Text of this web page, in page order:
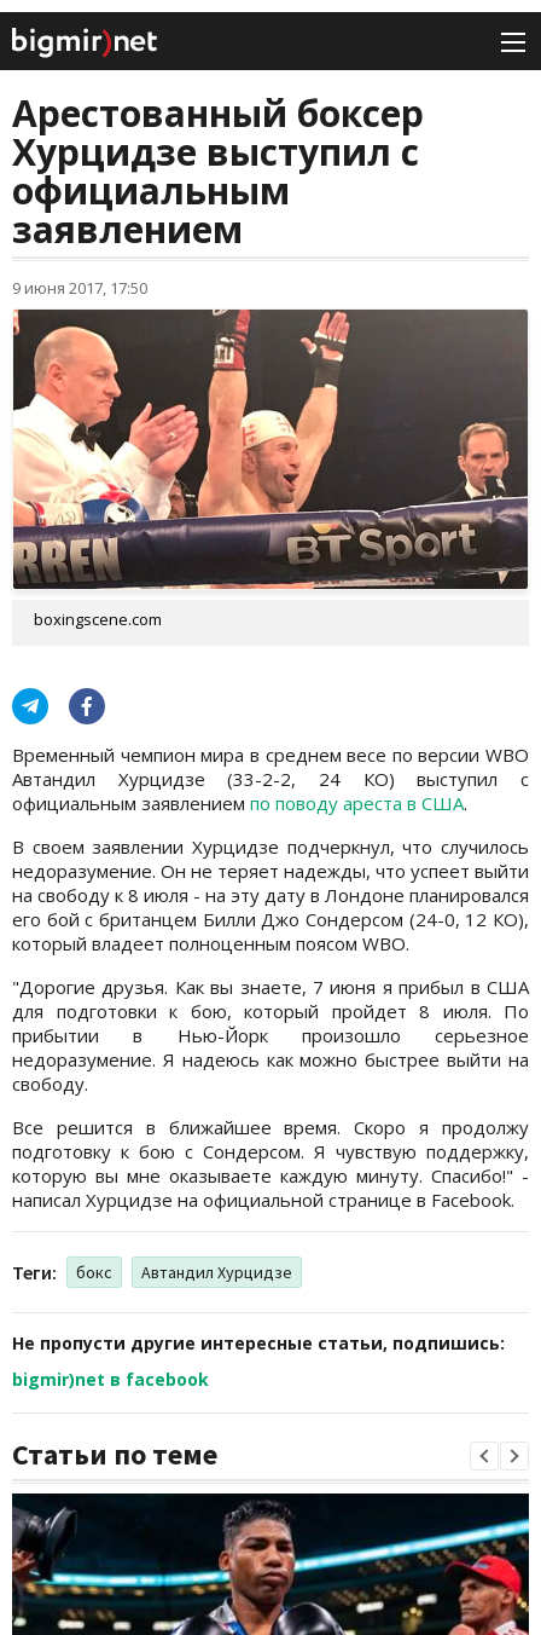
Арестованный боксер
Хурцидзе выступил с
официальным
заявлением
9 июня 2017, 17:50
boxingscene.com
Временный чемпион мира в среднем весе по версии WBO
Автандил Хурцидзе (33-2-2, 24 КО) выступил с
официальным заявлением по поводу ареста в США.
В своем заявлении Хурцидзе подчеркнул, что случилось
недоразумение. Он не теряет надежды, что успеет выйти
на свободу к 8 июля - на эту дату в Лондоне планировался
его бой с британцем Билли Джо Сондерсом (24-0, 12 КО),
который владеет полноценным поясом WBO.
"Дорогие друзья. Как вы знаете, 7 июня я прибыл в США
для подготовки к бою, который пройдет 8 июля. По
прибытии в Нью-Йорк произошло серьезное
недоразумение. Я надеюсь как можно быстрее выйти на
свободу.
Все решится в ближайшее время. Скоро я продолжу
подготовку к бою с Сондерсом. Я чувствую поддержку,
которую вы мне оказываете каждую минуту. Спасибо!" -
написал Хурцидзе на официальной странице в Facebook.
Теги: бокс Автандил Хурцидзе
Не пропусти другие интересные статьи, подпишись:
bigmir)net в facebook
Статьи по теме